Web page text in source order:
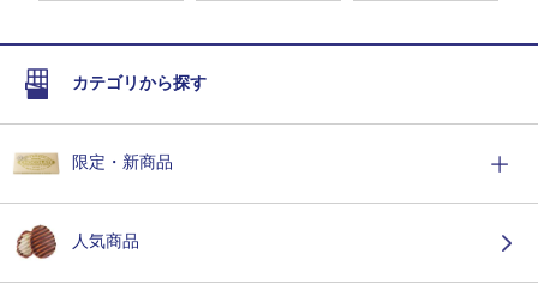
カテゴリから探す
限定・新商品
人気商品